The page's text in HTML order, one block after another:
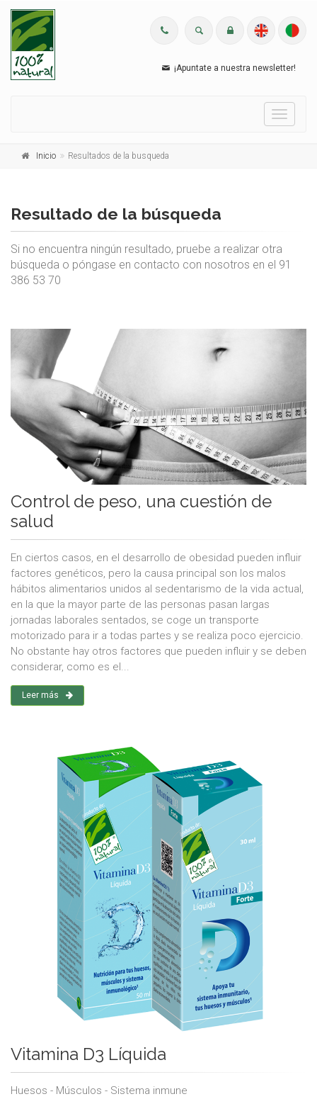
¡Apuntate a nuestra newsletter!
Menu
Inicio Resultados de la busqueda
Resultado de la búsqueda
Si no encuentra ningún resultado, pruebe a realizar otra
búsqueda o póngase en contacto con nosotros en el 91
386 53 70
Control de peso, una cuestión de
salud
En ciertos casos, en el desarrollo de obesidad pueden influir
factores genéticos, pero la causa principal son los malos
hábitos alimentarios unidos al sedentarismo de la vida actual,
en la que la mayor parte de las personas pasan largas
jornadas laborales sentados, se coge un transporte
motorizado para ir a todas partes y se realiza poco ejercicio.
No obstante hay otros factores que pueden influir y se deben
considerar, como es el...
Leer más
Vitamina D3 Líquida
Huesos - Músculos - Sistema inmune